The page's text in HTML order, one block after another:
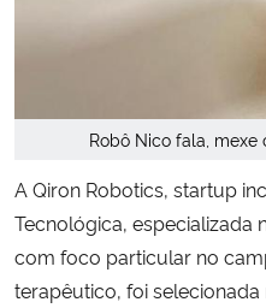
Robô Nico fala,
A Qiron Robotics, startup
Tecnológica, especializada
com foco particular no
terapêutico, foi selecionada